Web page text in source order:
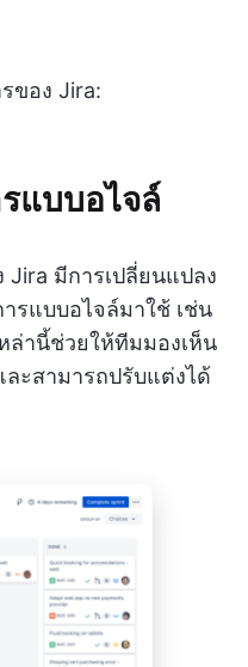
ของ Jira:
แบบอไจล์
มีการเปลี่ยนแปลง
รแบบอไจล์มาใช้ เช่น
ล่านี้ช่วยให้ทีมมองเห็น
ะสามารถปรับแต่งได้